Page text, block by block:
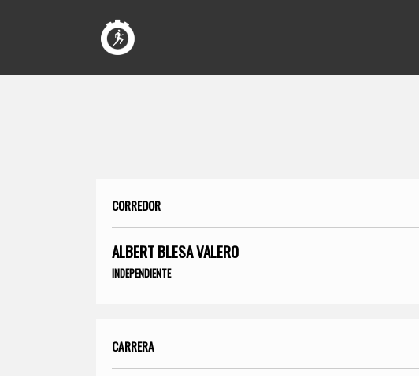
CORREDOR
ALBERT BLESA VALERO
INDEPENDIENTE
CARRERA